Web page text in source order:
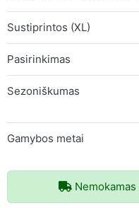
Sustiprintos (XL)
Pasirinkimas
Sezoniškumas
Gamybos metai